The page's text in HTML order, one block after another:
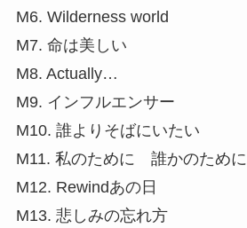
M6. Wilderness world
M7. 命は美しい
M8. Actually…
M9. インフルエンサー
M10. 誰よりそばにいたい
M11. 私のために 誰かのために
M12. Rewindあの日
M13. 悲しみの忘れ方